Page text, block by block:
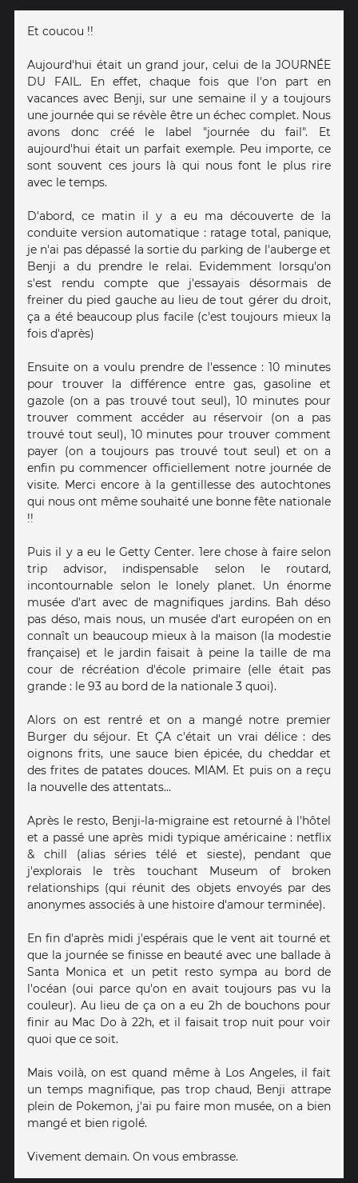
Et coucou !!
Aujourd'hui était un grand jour, celui de la JOURNÉE
DU FAIL. En effet, chaque fois que l'on part en
vacances avec Benji, sur une semaine il y a toujours
une journée qui se révèle être un échec complet. Nous
avons donc créé le label "journée du fail". Et
aujourd'hui était un parfait exemple. Peu importe, ce
sont souvent ces jours là qui nous font le plus rire
avec le temps.
D'abord, ce matin il y a eu ma découverte de la
conduite version automatique : ratage total, panique,
je n'ai pas dépassé la sortie du parking de l'auberge et
Benji a du prendre le relai. Evidemment lorsqu'on
s'est rendu compte que j'essayais désormais de
freiner du pied gauche au lieu de tout gérer du droit,
ça a été beaucoup plus facile (c'est toujours mieux la
fois d'après)
Ensuite on a voulu prendre de l'essence : 10 minutes
pour trouver la différence entre gas, gasoline et
gazole (on a pas trouvé tout seul), 10 minutes pour
trouver comment accéder au réservoir (on a pas
trouvé tout seul), 10 minutes pour trouver comment
payer (on a toujours pas trouvé tout seul) et on a
enfin pu commencer officiellement notre journée de
visite. Merci encore à la gentillesse des autochtones
qui nous ont même souhaité une bonne fête nationale
!!
Puis il y a eu le Getty Center. 1ere chose à faire selon
trip advisor, indispensable selon le routard,
incontournable selon le lonely planet. Un énorme
musée d'art avec de magnifiques jardins. Bah déso
pas déso, mais nous, un musée d'art européen on en
connaît un beaucoup mieux à la maison (la modestie
française) et le jardin faisait à peine la taille de ma
cour de récréation d'école primaire (elle était pas
grande : le 93 au bord de la nationale 3 quoi).
Alors on est rentré et on a mangé notre premier
Burger du séjour. Et ÇA c'était un vrai délice : des
oignons frits, une sauce bien épicée, du cheddar et
des frites de patates douces. MIAM. Et puis on a reçu
la nouvelle des attentats...
Après le resto, Benji-la-migraine est retourné à l'hôtel
et a passé une après midi typique américaine : netflix
& chill (alias séries télé et sieste), pendant que
j'explorais le très touchant Museum of broken
relationships (qui réunit des objets envoyés par des
anonymes associés à une histoire d'amour terminée).
En fin d'après midi j'espérais que le vent ait tourné et
que la journée se finisse en beauté avec une ballade à
Santa Monica et un petit resto sympa au bord de
l'océan (oui parce qu'on en avait toujours pas vu la
couleur). Au lieu de ça on a eu 2h de bouchons pour
finir au Mac Do à 22h, et il faisait trop nuit pour voir
quoi que ce soit.
Mais voilà, on est quand même à Los Angeles, il fait
un temps magnifique, pas trop chaud, Benji attrape
plein de Pokemon, j'ai pu faire mon musée, on a bien
mangé et bien rigolé.
Vivement demain. On vous embrasse.